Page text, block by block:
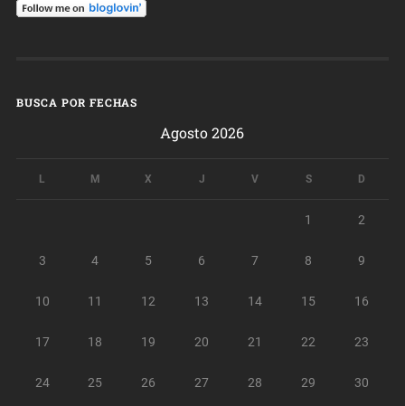
BUSCA POR FECHAS
Agosto 2026
L M X J V S D
1 2
3 4 5 6 7 8 9
10 11 12 13 14 15 16
17 18 19 20 21 22 23
24 25 26 27 28 29 30